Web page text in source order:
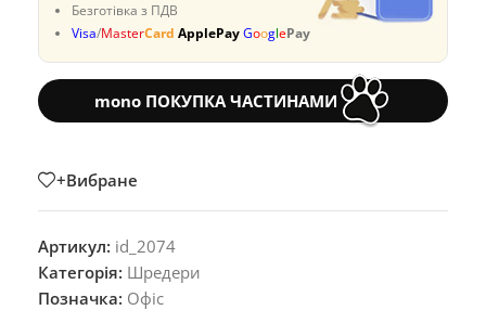
Безготівка з ПДВ
Visa/MasterCard ApplePayGooglePay
mono ПОКУПКА ЧАСТИНАМИ
+Вибране
Артикул: id_2074
Категорія: Шредери
Позначка: Офіс